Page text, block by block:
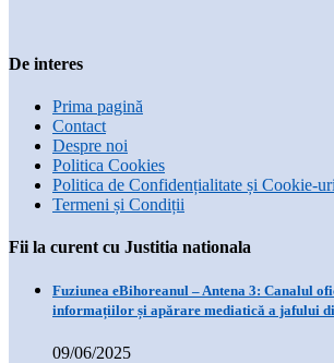
De interes
Prima pagină
Contact
Despre noi
Politica Cookies
Politica de Confidențialitate și Cookie-uri
Termeni și Condiții
Fii la curent cu Justitia nationala
Fuziunea eBihoreanul – Antena 3: Canalul
informațiilor și apărare mediatică a jafului
09/06/2025